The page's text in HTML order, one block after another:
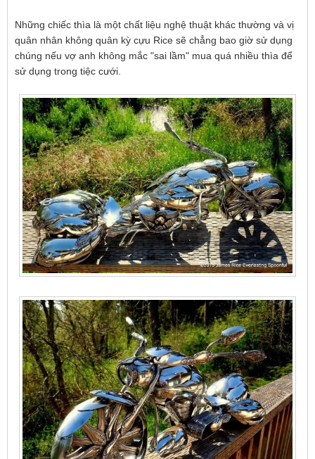
Những chiếc thìa là một chất liệu nghệ thuật khác thường và vị
quân nhân không quân kỳ cựu Rice sẽ chẳng bao giờ sử dụng
chúng nếu vợ anh không mắc "sai lầm" mua quá nhiều thìa để
sử dụng trong tiệc cưới.